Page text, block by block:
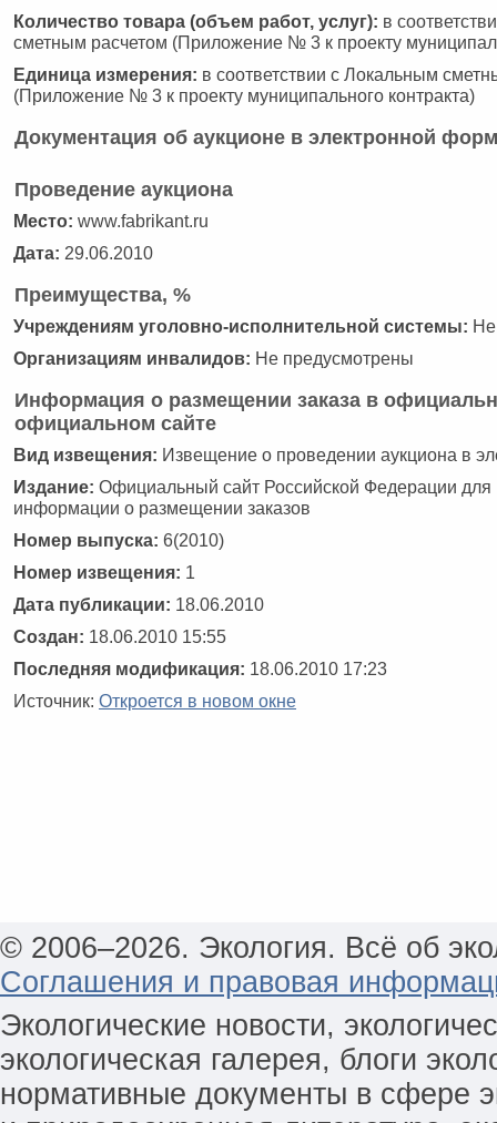
Количество товара (объем работ, услуг): в
сметным расчетом (Приложение № 3 к проекту
Единица измерения: в соответствии с Локальным
(Приложение № 3 к проекту муниципального контракта)
Документация об аукционе в электронной
Проведение аукциона
Место: www.fabrikant.ru
Дата: 29.06.2010
Преимущества, %
Учреждениям уголовно-исполнительной системы:
Организациям инвалидов: Не предусмотрены
Информация о размещении заказа в
официальном сайте
Вид извещения: Извещение о проведении аукциона в
Издание: Официальный сайт Российской Федерации
информации о размещении заказов
Номер выпуска: 6(2010)
Номер извещения: 1
Дата публикации: 18.06.2010
Создан: 18.06.2010 15:55
Последняя модификация: 18.06.2010 17:23
Источник: Откроется в новом окне
© 2006–2026. Экология. Всё об
Соглашения и правовая
Экологические новости,
экологическая галерея, блоги
нормативные документы в сфере